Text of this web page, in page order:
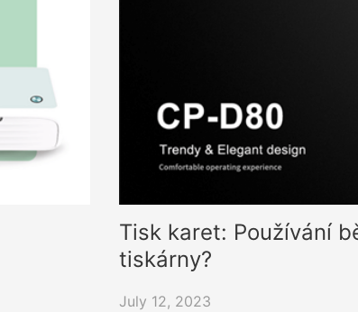
Tisk karet: Používání
tiskárny?
July 12, 2023